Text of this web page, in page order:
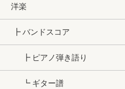
洋楽
┣ バンドスコア
┣ ピアノ弾き語り
┗ ギター譜